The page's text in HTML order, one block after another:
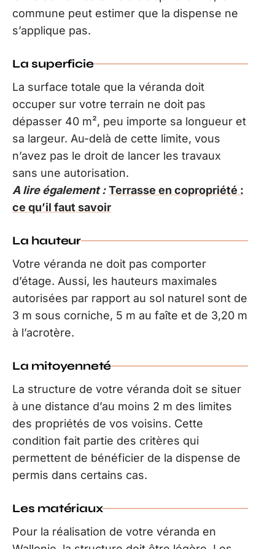
commune peut estimer que la dispense ne
s’applique pas.
La superficie
La surface totale que la véranda doit
occuper sur votre terrain ne doit pas
dépasser 40 m², peu importe sa longueur et
sa largeur. Au-delà de cette limite, vous
n’avez pas le droit de lancer les travaux
sans une autorisation.
A lire également : Terrasse en copropriété :
ce qu’il faut savoir
La hauteur
Votre véranda ne doit pas comporter
d’étage. Aussi, les hauteurs maximales
autorisées par rapport au sol naturel sont de
3 m sous corniche, 5 m au faîte et de 3,20 m
à l’acrotère.
La mitoyenneté
La structure de votre véranda doit se situer
à une distance d’au moins 2 m des limites
des propriétés de vos voisins. Cette
condition fait partie des critères qui
permettent de bénéficier de la dispense de
permis dans certains cas.
Les matériaux
Pour la réalisation de votre véranda en